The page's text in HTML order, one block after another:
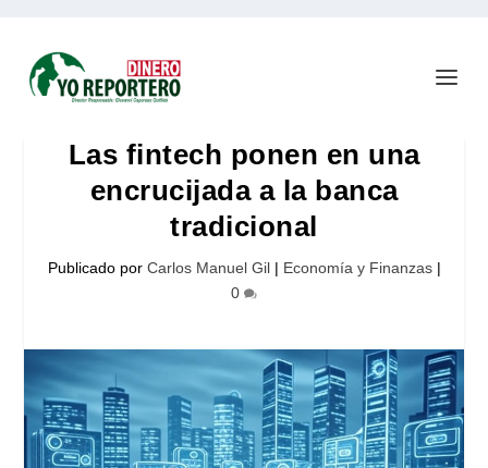
Las fintech ponen en una
encrucijada a la banca
tradicional
Publicado por Carlos Manuel Gil| Economía y Finanzas|
0